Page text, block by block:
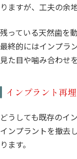
りますが、工夫の余
残っている天然歯を
最終的にはインプラ
見た目や噛み合わせ
インプラント再
どうしても既存のイ
インプラントを撤去
ります。